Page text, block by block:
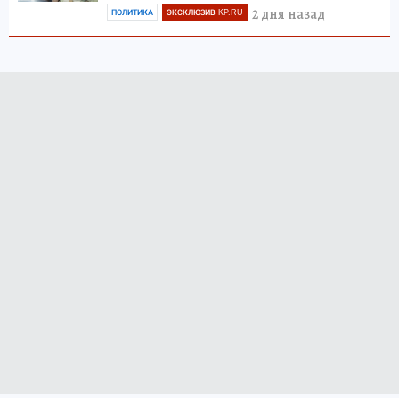
2 дня назад
ПОЛИТИКА ЭКСКЛЮЗИВ KP.RU